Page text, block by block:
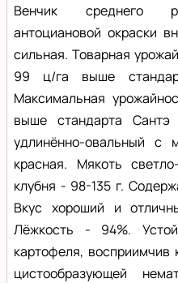
Венчик среднего
антоциановой окраски
сильная. Товарная
99 ц/га выше
Максимальная
выше стандарта Сантэ
удлинённо-овальный с
красная. Мякоть
клубня - 98-135 г.
Вкус хороший и
Лёжкость - 94%.
картофеля, восприимчив
цистообразующей